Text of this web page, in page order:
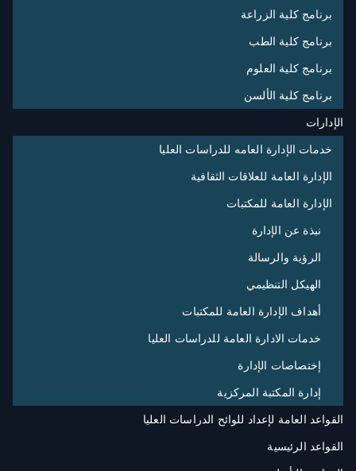
برنامج كلية الزراعة
برنامج كلية الطب
برنامج كلية العلوم
برنامج كلية الألسن
الإدارات
خدمات الإدارة العامه للدراسات العليا
الإدارة العامة للعلاقات الثقافية
الإدارة العامة للمكتبات
نبذة عن الإدارة
الرؤية والرسالة
الهيكل التنظيمي
أهداف الإدارة العامة للمكتبات
خدمات الادارة العامة للدراسات العليا
إختصاصات الإدارة
إدارة المكتبة المركزية
القواعد العامة لإعداد للوائح الدراسات العليا
القواعد الرئيسية